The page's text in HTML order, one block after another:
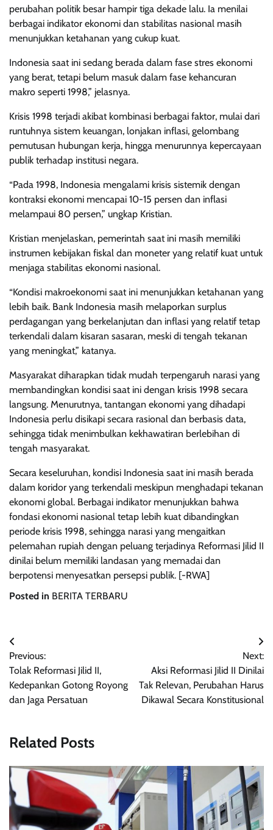
perubahan politik besar hampir tiga dekade lalu. Ia menilai
berbagai indikator ekonomi dan stabilitas nasional masih
menunjukkan ketahanan yang cukup kuat.
Indonesia saat ini sedang berada dalam fase stres ekonomi
yang berat, tetapi belum masuk dalam fase kehancuran
makro seperti 1998,” jelasnya.
Krisis 1998 terjadi akibat kombinasi berbagai faktor, mulai dari
runtuhnya sistem keuangan, lonjakan inflasi, gelombang
pemutusan hubungan kerja, hingga menurunnya kepercayaan
publik terhadap institusi negara.
“Pada 1998, Indonesia mengalami krisis sistemik dengan
kontraksi ekonomi mencapai 10-15 persen dan inflasi
melampaui 80 persen,” ungkap Kristian.
Kristian menjelaskan, pemerintah saat ini masih memiliki
instrumen kebijakan fiskal dan moneter yang relatif kuat untuk
menjaga stabilitas ekonomi nasional.
“Kondisi makroekonomi saat ini menunjukkan ketahanan yang
lebih baik. Bank Indonesia masih melaporkan surplus
perdagangan yang berkelanjutan dan inflasi yang relatif tetap
terkendali dalam kisaran sasaran, meski di tengah tekanan
yang meningkat,” katanya.
Masyarakat diharapkan tidak mudah terpengaruh narasi yang
membandingkan kondisi saat ini dengan krisis 1998 secara
langsung. Menurutnya, tantangan ekonomi yang dihadapi
Indonesia perlu disikapi secara rasional dan berbasis data,
sehingga tidak menimbulkan kekhawatiran berlebihan di
tengah masyarakat.
Secara keseluruhan, kondisi Indonesia saat ini masih berada
dalam koridor yang terkendali meskipun menghadapi tekanan
ekonomi global. Berbagai indikator menunjukkan bahwa
fondasi ekonomi nasional tetap lebih kuat dibandingkan
periode krisis 1998, sehingga narasi yang mengaitkan
pelemahan rupiah dengan peluang terjadinya Reformasi Jilid II
dinilai belum memiliki landasan yang memadai dan
berpotensi menyesatkan persepsi publik. [-RWA]
Posted in BERITA TERBARU
Navigasi
pos
Previous:
Tolak Reformasi Jilid II,
Kedepankan Gotong Royong
dan Jaga Persatuan
Next:
Aksi Reformasi Jilid II Dinilai
Tak Relevan, Perubahan Harus
Dikawal Secara Konstitusional
Related Posts